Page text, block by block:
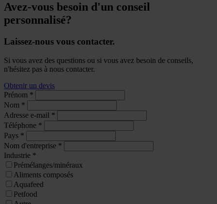
Avez-vous besoin d'un conseil
personnalisé?
Laissez-nous vous contacter.
Si vous avez des questions ou si vous avez besoin de conseils,
n'hésitez pas à nous contacter.
Obtenir un devis
Prénom *
Nom *
Adresse e-mail *
Téléphone *
Pays *
Nom d'entreprise *
Industrie *
Prémélanges/minéraux
Aliments composés
Aquafeed
Petfood